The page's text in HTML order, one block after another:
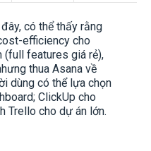
có thể thấy rằng
efficiency cho
(full features giá rẻ),
thua Asana về
dùng có thể lựa chọn
ClickUp cho
Trello cho dự án lớn.